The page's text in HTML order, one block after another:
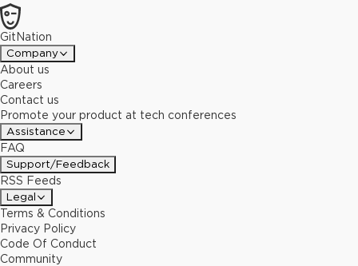
GitNation
Company
About us
Careers
Contact us
Promote your product at tech conferences
Assistance
FAQ
Support/Feedback
RSS Feeds
Legal
Terms & Conditions
Privacy Policy
Code Of Conduct
Community